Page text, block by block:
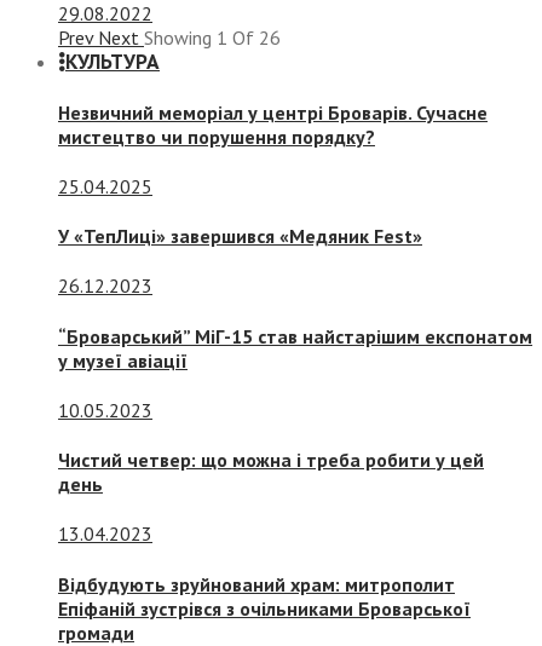
29.08.2022
Prev Next Showing 1 Of 26
КУЛЬТУРА
Незвичний меморіал у центрі Броварів. Сучасне
мистецтво чи порушення порядку?
25.04.2025
У «ТепЛиці» завершився «Медяник Fest»
26.12.2023
“Броварський” МіГ-15 став найстарішим експонатом
у музеї авіації
10.05.2023
Чистий четвер: що можна і треба робити у цей
день
13.04.2023
Відбудують зруйнований храм: митрополит
Епіфаній зустрівся з очільниками Броварської
громади